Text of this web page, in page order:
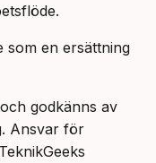
som en ersättning
godkänns av
Ansvar för